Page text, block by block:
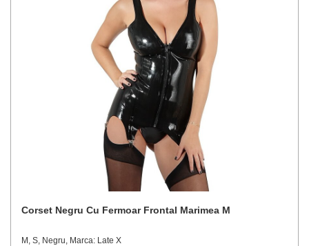
Corset Negru Cu Fermoar Frontal Marimea M
M, S, Negru, Marca: Late X